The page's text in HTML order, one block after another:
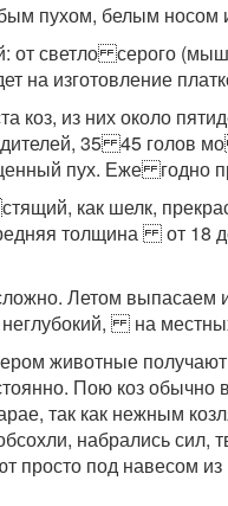
пухом, белым носом
от светло серого
на изготовление
коз, из них около
35 45 голов
пух. Еже годно
как шелк,
толщина от 18
Летом выпасаем
неглубокий, на
животные
Пою коз обычно
так как нежным
набрались
просто под навесом